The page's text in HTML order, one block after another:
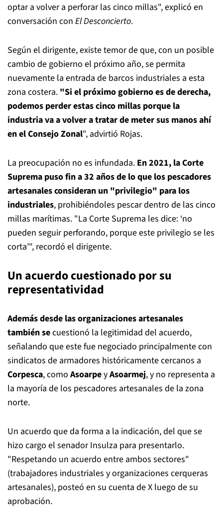
optar a volver a perforar las cinco millas", explicó en
conversación con El Desconcierto.
Según el dirigente, existe temor de que, con un posible
cambio de gobierno el próximo año, se permita
nuevamente la entrada de barcos industriales a esta
zona costera. "Si el próximo gobierno es de derecha,
podemos perder estas cinco millas porque la
industria va a volver a tratar de meter sus manos ahí
en el Consejo Zonal", advirtió Rojas.
La preocupación no es infundada. En 2021, la Corte
Suprema puso fin a 32 años de lo que los pescadores
artesanales consideran un "privilegio" para los
industriales, prohibiéndoles pescar dentro de las cinco
millas marítimas. "La Corte Suprema les dice: ‘no
pueden seguir perforando, porque este privilegio se les
corta’", recordó el dirigente.
Un acuerdo cuestionado por su
representatividad
Además desde las organizaciones artesanales
también secuestionó la legitimidad del acuerdo,
señalando que este fue negociado principalmente con
sindicatos de armadores históricamente cercanos a
Corpesca, como AsoarpeyAsoarmej, y no representa a
la mayoría de los pescadores artesanales de la zona
norte.
Un acuerdo que da forma a la indicación, del que se
hizo cargo el senador Insulza para presentarlo.
"Respetando un acuerdo entre ambos sectores"
(trabajadores industriales y organizaciones cerqueras
artesanales), posteó en su cuenta de X luego de su
aprobación.